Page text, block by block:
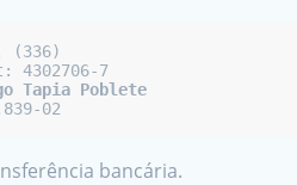
(336)
02
bancária.